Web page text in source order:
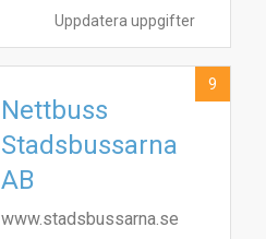
Uppdatera uppgifter
Nettbuss
Stadsbussarna
AB
www.stadsbussarna.se
9